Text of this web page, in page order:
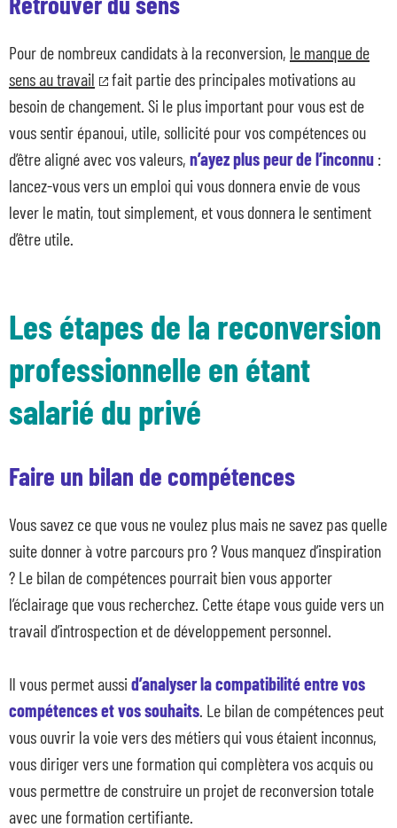
Pour de nombreux candidats à la reconversion, le manque de
sens au travail
fait partie des principales motivations au
besoin de changement. Si le plus important pour vous est de
vous sentir épanoui, utile, sollicité pour vos compétences ou
d’être aligné avec vos valeurs, n’ayez plus peur de l’inconnu :
lancez-vous vers un emploi qui vous donnera envie de vous
lever le matin, tout simplement, et vous donnera le sentiment
d’être utile.
Les étapes de la reconversion
professionnelle en étant
salarié du privé
Faire un bilan de compétences
Vous savez ce que vous ne voulez plus mais ne savez pas quelle
suite donner à votre parcours pro ? Vous manquez d’inspiration
? Le bilan de compétences pourrait bien vous apporter
l’éclairage que vous recherchez. Cette étape vous guide vers un
travail d’introspection et de développement personnel.
Il vous permet aussi d’analyser la compatibilité entre vos
compétences et vos souhaits . Le bilan de compétences peut
vous ouvrir la voie vers des métiers qui vous étaient inconnus,
vous diriger vers une formation qui complètera vos acquis ou
vous permettre de construire un projet de reconversion totale
avec une formation certifiante.